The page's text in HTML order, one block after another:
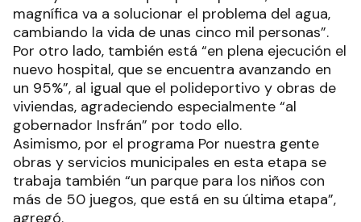
magnífica va a solucionar el problema del agua,
cambiando la vida de unas cinco mil personas”.
Por otro lado, también está “en plena ejecución el
nuevo hospital, que se encuentra avanzando en
un 95%”, al igual que el polideportivo y obras de
viviendas, agradeciendo especialmente “al
gobernador Insfrán” por todo ello.
Asimismo, por el programa Por nuestra gente
obras y servicios municipales en esta etapa se
trabaja también “un parque para los niños con
más de 50 juegos, que está en su última etapa”,